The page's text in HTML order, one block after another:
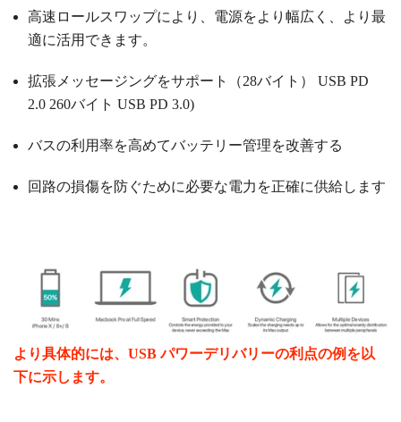
高速ロールスワップにより、電源をより幅広く、より最
適に活用できます。
拡張メッセージングをサポート（28バイト）
USB PD
2.0 260バイト USB PD 3.0)
バスの利用率を高めてバッテリー管理を改善する
回路の損傷を防ぐために必要な電力を正確に供給します
より具体的には、USB パワーデリバリーの利点の例を以
下に示します。